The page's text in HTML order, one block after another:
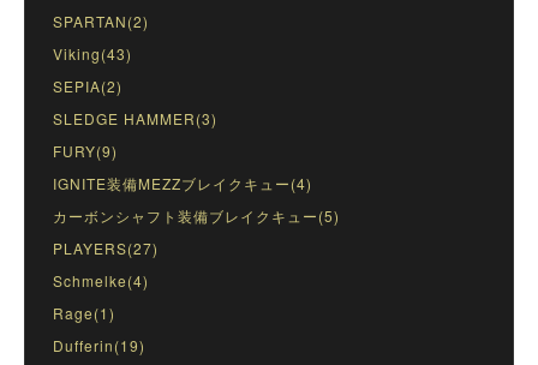
SPARTAN(2)
Viking(43)
SEPIA(2)
SLEDGE HAMMER(3)
FURY(9)
IGNITE装備MEZZブレイクキュー(4)
カーボンシャフト装備ブレイクキュー(5)
PLAYERS(27)
Schmelke(4)
Rage(1)
Dufferin(19)